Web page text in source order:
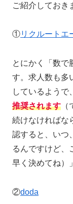
ご紹介しておき
①リクルートエ
とにかく「数で
す。求人数も多
しているようで、
推奨されます
続けなければな
認すると、いつ
るんですけど、
早く決めてね）
②doda